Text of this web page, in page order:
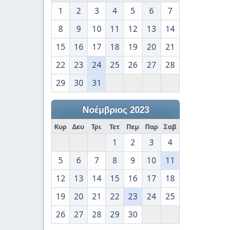
1 2 3 4 5 6
7
8
9 10 11 12 13
14
15
16 17 18 19 20
21
22
23 24 25 26 27
28
29
30 31
Νοέμβριος 2023
Κυρ Δευ Τρι Τετ Πεμ Παρ Σαβ
1 2 3
4
5
6 7 8 9 10
11
12
13 14 15 16 17
18
19
20 21 22 23 24
25
26
27 28 29 30